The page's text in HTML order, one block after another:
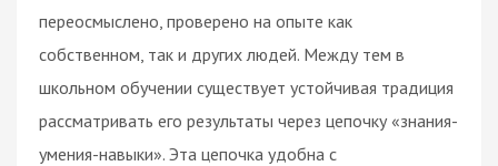
переосмыслено, проверено на опыте как
собственном, так и других людей. Между тем в
школьном обучении существует устойчивая традиция
рассматривать его результаты через цепочку «знания-
умения-навыки». Эта цепочка удобна с